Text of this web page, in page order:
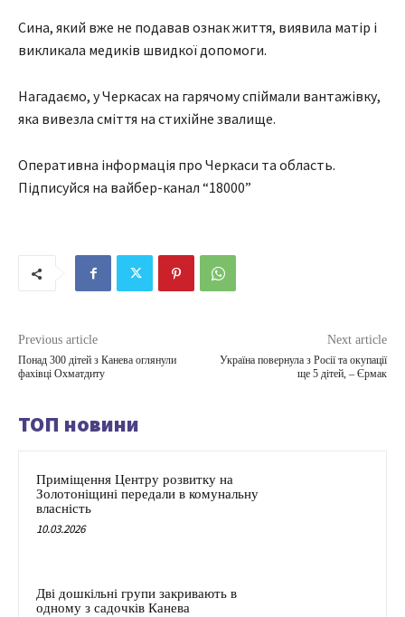
Сина, який вже не подавав ознак життя, виявила матір і
викликала медиків швидкої допомоги.
Нагадаємо, у Черкасах на гарячому спіймали вантажівку,
яка вивезла сміття на стихійне звалище.
Оперативна інформація про Черкаси та область.
Підписуйся на вайбер-канал “18000”
Previous article
Понад 300 дітей з Канева оглянули
фахівці Охматдиту
Next article
Україна повернула з Росії та окупації
ще 5 дітей, – Єрмак
ТОП новини
Приміщення Центру розвитку на
Золотоніщині передали в комунальну
власність
10.03.2026
Дві дошкільні групи закривають в
одному з садочків Канева